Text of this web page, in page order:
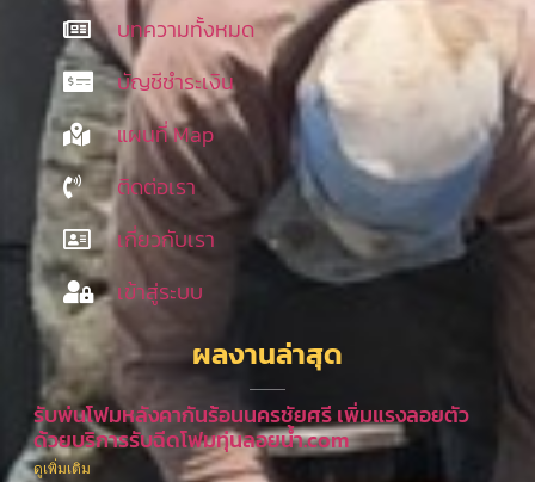
บทความทั้งหมด
บัญชีชำระเงิน
แผนที่ Map
ติดต่อเรา
เกี่ยวกับเรา
เข้าสู่ระบบ
ผลงานล่าสุด
รับพ่นโฟมหลังคากันร้อนนครชัยศรี เพิ่มแรงลอยตัว
ด้วยบริการรับฉีดโฟมทุ่นลอยน้ำ.com
ดูเพิ่มเติม